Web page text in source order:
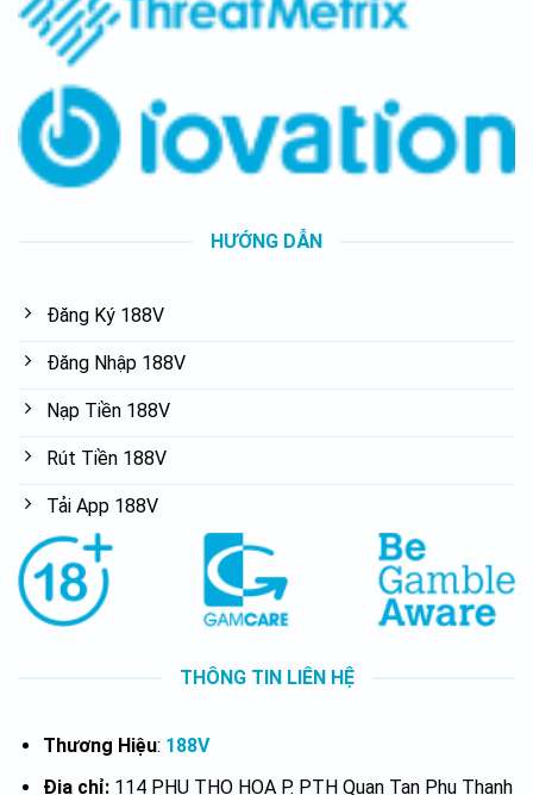
HƯỚNG DẪN
Đăng Ký 188V
Đăng Nhập 188V
Nạp Tiền 188V
Rút Tiền 188V
Tải App 188V
THÔNG TIN LIÊN HỆ
Thương Hiệu: 188V
Địa chỉ:114 PHU THO HOA P. PTH Quan Tan Phu Thanh